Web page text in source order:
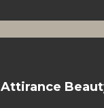
Attirance